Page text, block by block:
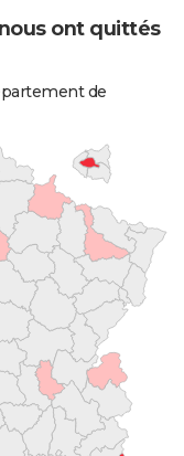
ont quittés
de